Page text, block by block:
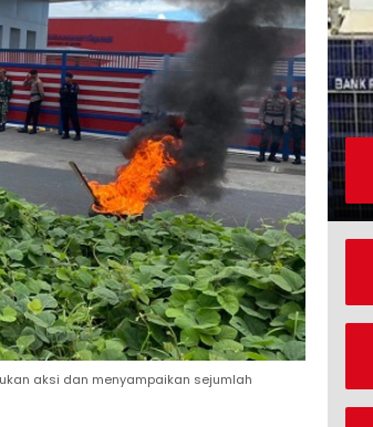
aksi dan menyampaikan sejumlah